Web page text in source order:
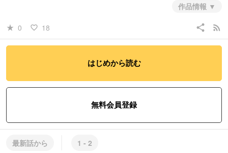
作品情報
star_rate 0 favorite_border 18 share rss_feed
はじめから読む
無料会員登録
最新話から 1 - 2